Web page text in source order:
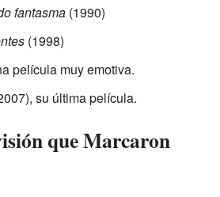
fantasma (1990)
(1998)
película muy emotiva.
su última película.
que Marcaron